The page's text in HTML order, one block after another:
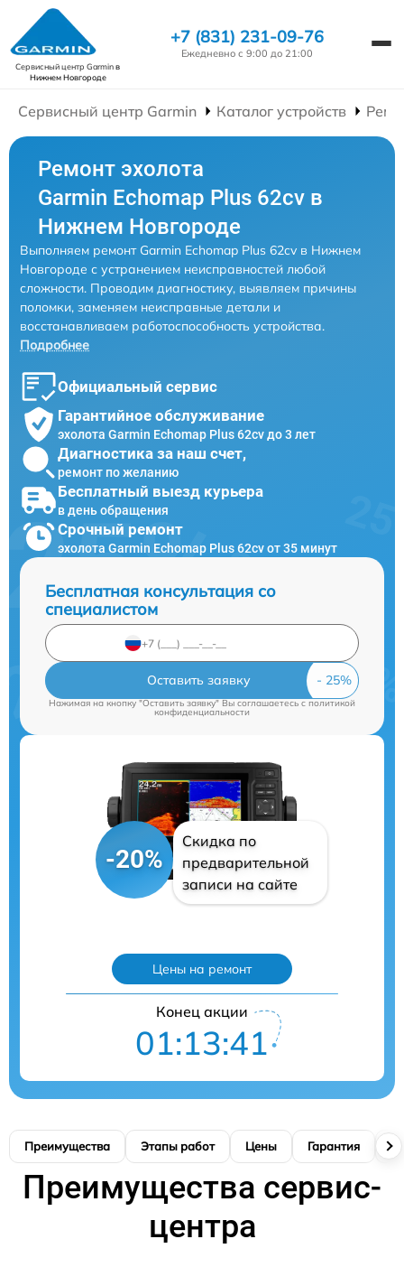
Сервисный центр Garminв
Нижнем Новгороде
+7 (831) 231-09-76
Ежедневно с 9:00 до 21:00
Сервисный центр Garmin Каталог устройств
Ремонт эхолота
Garmin Echomap Plus 62cv в
Нижнем Новгороде
Выполняем ремонт Garmin Echomap Plus 62cv в Нижнем
Новгороде с устранением неисправностей любой
сложности. Проводим диагностику, выявляем причины
поломки, заменяем неисправные детали и
восстанавливаем работоспособность устройства.
Подробнее
Официальный сервис
Гарантийное обслуживание
эхолота Garmin Echomap Plus 62cv до 3 лет
Диагностика за наш счет,
ремонт по желанию
Бесплатный выезд курьера
в день обращения
Срочный ремонт
эхолота Garmin Echomap Plus 62cv от 35 минут
Бесплатная консультация со
специалистом
Оставить заявку
Нажимая на кнопку "Оставить заявку" Вы соглашаетесь cполитикой
конфиденциальности
-20%
Скидка по
предварительной
записи на сайте
Цены на ремонт
Конец акции
01:13:40
Преимущества Этапы работ Цены Гарантия
Преимущества сервис-
центра